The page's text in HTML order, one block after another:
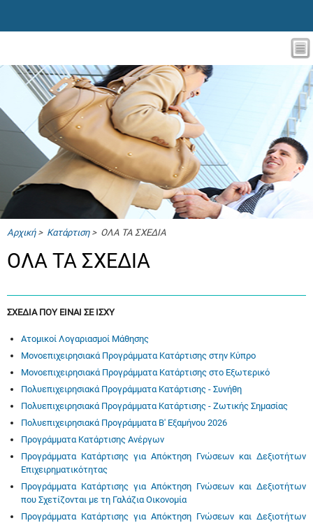
Αρχική> Κατάρτιση> ΟΛΑ ΤΑ ΣΧΕΔΙΑ
ΟΛΑ ΤΑ ΣΧΕΔΙΑ
ΣΧΕΔΙΑ ΠΟΥ ΕΙΝΑΙ ΣΕ ΙΣΧΥ
Ατομικοί Λογαριασμοί Μάθησης
Μονοεπιχειρησιακά Προγράμματα Κατάρτισης στην Κύπρο
Μονοεπιχειρησιακά Προγράμματα Κατάρτισης στο Εξωτερικό
Πολυεπιχειρησιακά Προγράμματα Κατάρτισης - Συνήθη
Πολυεπιχειρησιακά Προγράμματα Κατάρτισης - Ζωτικής Σημασίας
Πολυεπιχειρησιακά Προγράμματα Β' Εξαμήνου 2026
Προγράμματα Κατάρτισης Ανέργων
Προγράμματα Κατάρτισης για Απόκτηση Γνώσεων και Δεξιοτήτων
Επιχειρηματικότητας
Προγράμματα Κατάρτισης για Απόκτηση Γνώσεων και Δεξιοτήτων
που Σχετίζονται με τη Γαλάζια Οικονομία
Προγράμματα Κατάρτισης για Απόκτηση Γνώσεων και Δεξιοτήτων